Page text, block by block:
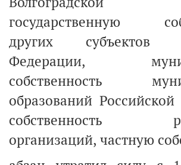
государственную
других субъектов
Федерации,
собственность
образований
собственность
организаций, частную